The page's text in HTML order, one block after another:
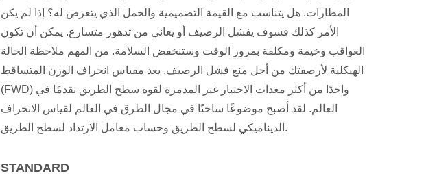
المطارات. هل يتناسب مع القيمة التصميمية والحمل الذي يتعرض له؟ إذا لم يكن
الأمر كذلك فسوف يفشل الرصيف أو يعاني من تدهور متسارع. يمكن أن تكون
العواقب وخيمة ومكلفة بمرور الوقت وستنخفض السلامة. من المهم ملاحظة الحالة
الهيكلية لأرصفتك من أجل منع فشل الرصيف. يعد مقياس انحراف الوزن المتساقط
(FWD) واحدًا من أكثر معدات الاختبار غير المدمرة لقوة سطح الطريق تقدمًا في
العالم. لقد أصبح موضوعًا ساخنًا في مجال الطرق في العالم لقياس الانحراف
الديناميكي لسطح الطريق وحساب معامل الارتداد لسطح الطريق.
STANDARD